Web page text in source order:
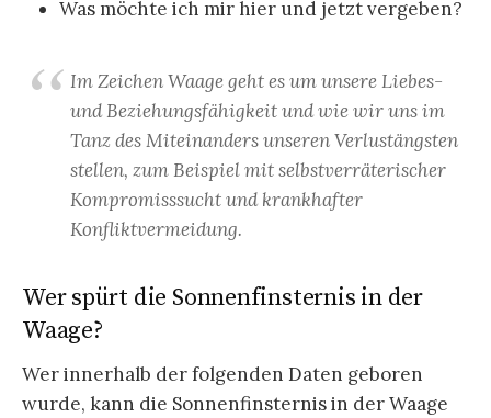
Was möchte ich mir hier und jetzt vergeben?
Im Zeichen Waage geht es um unsere Liebes-
und Beziehungsfähigkeit und wie wir uns im
Tanz des Miteinanders unseren Verlustängsten
stellen, zum Beispiel mit selbstverräterischer
Kompromisssucht und krankhafter
Konfliktvermeidung.
Wer spürt die Sonnenfinsternis in der
Waage?
Wer innerhalb der folgenden Daten geboren
wurde, kann die Sonnenfinsternis in der Waage